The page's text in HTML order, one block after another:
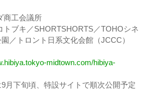
商工会議所
トブキ／SHORTSHORTS／TOHOシネ
／トロント日系文化会館（JCCC）
midtown.com/hibiya-
月下旬頃、特設サイトで順次公開予定